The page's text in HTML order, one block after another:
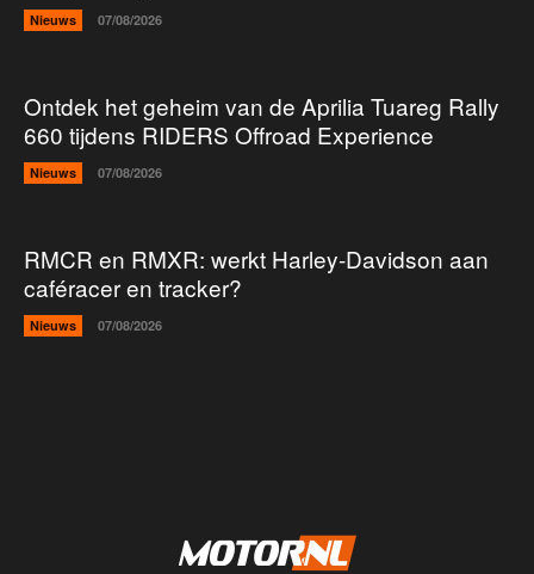
Nieuws 07/08/2026
Ontdek het geheim van de Aprilia Tuareg Rally
660 tijdens RIDERS Offroad Experience
Nieuws 07/08/2026
RMCR en RMXR: werkt Harley-Davidson aan
caféracer en tracker?
Nieuws 07/08/2026